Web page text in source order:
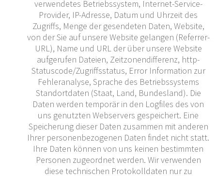
verwendetes Betriebssystem, Internet-Service-
Provider, IP-Adresse, Datum und Uhrzeit des
Zugriffs, Menge der gesendeten Daten, Website,
von der Sie auf unsere Website gelangen (Referrer-
URL), Name und URL der über unsere Website
aufgerufen Dateien, Zeitzonendifferenz, http-
Statuscode/Zugriffsstatus, Error Information zur
Fehleranalyse, Sprache des Betriebssystems
Standortdaten (Staat, Land, Bundesland). Die
Daten werden temporär in den Logfiles des von
uns genutzten Webservers gespeichert. Eine
Speicherung dieser Daten zusammen mit anderen
Ihrer personenbezogenen Daten findet nicht statt.
Ihre Daten können von uns keinen bestimmten
Personen zugeordnet werden. Wir verwenden
diese technischen Protokolldaten nur zu